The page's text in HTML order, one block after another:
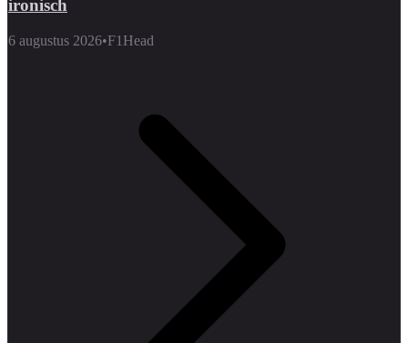
ironisch
6 augustus 2026•F1Head